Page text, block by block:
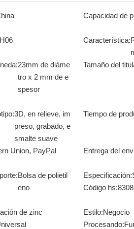
Capacidad de
Característica:
23mm de diáme
tro x 2 mm de e
spesor
Tamaño del
3D, en relieve, im
preso, grabado, e
smalte suave
Tiempo de
Union, PayPal Entrega del
Bolsa de polietil
eno
Especificación:
Código hs:
de zinc Estilo:Negocio
Procesando: